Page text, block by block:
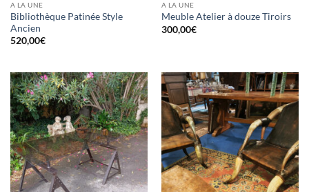
A LA UNE
Bibliothèque Patinée Style
Ancien
520,00€
A LA UNE
Meuble Atelier à douze Tiroirs
300,00€